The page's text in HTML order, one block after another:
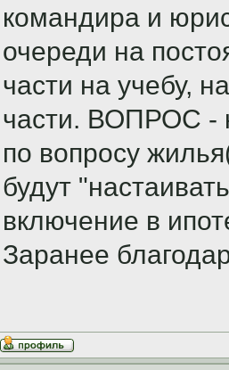
командира и
очереди на
части на учебу,
части. ВОПРОС -
по вопросу
будут
включение в
Заранее